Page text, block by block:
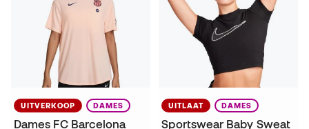
UITVERKOOP DAMES
Dames FC Barcelona
UITLAAT DAMES
Sportswear Baby Sweat